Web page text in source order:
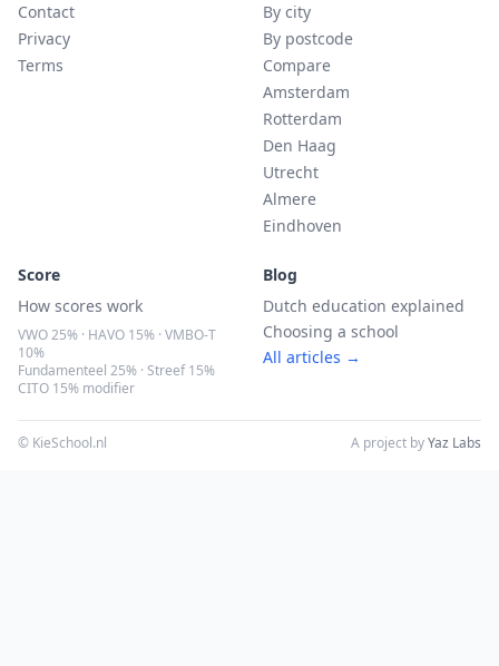
Contact
Privacy
Terms
By city
By postcode
Compare
Amsterdam
Rotterdam
Den Haag
Utrecht
Almere
Eindhoven
Score
How scores work
VWO 25% · HAVO 15% · VMBO-T
10%
Fundamenteel 25% · Streef 15%
CITO 15% modifier
Blog
Dutch education explained
Choosing a school
All articles →
© KieSchool.nl A project byYaz Labs